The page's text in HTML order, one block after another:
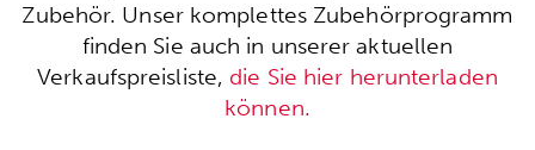
Zubehör. Unser komplettes Zubehörprogramm
finden Sie auch in unserer aktuellen
Verkaufspreisliste, die Sie hier herunterladen
können.